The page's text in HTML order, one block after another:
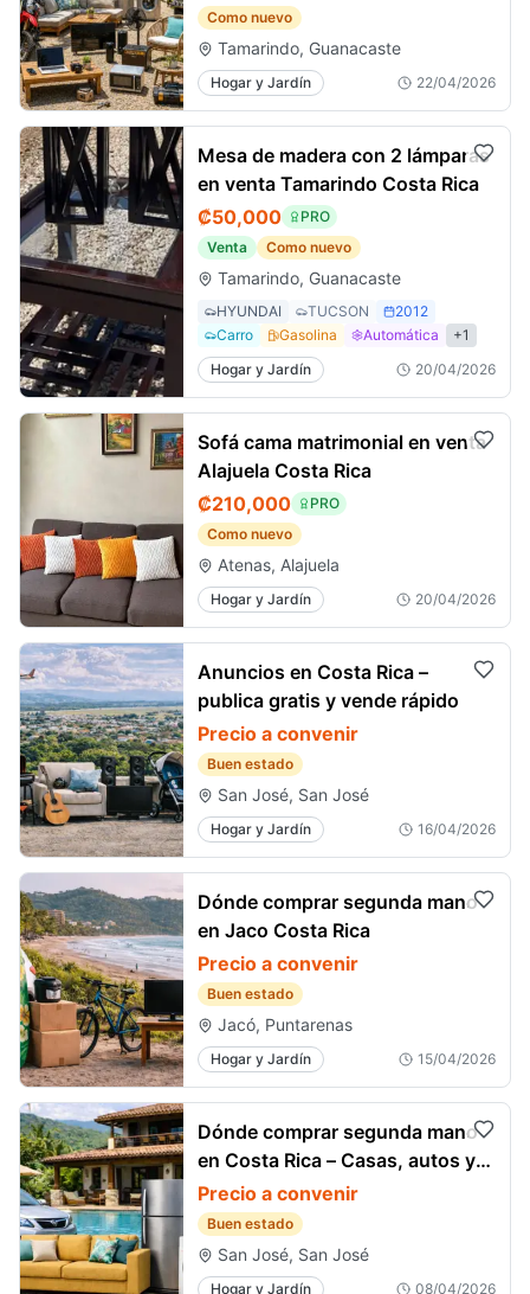
Como nuevo
Tamarindo, Guanacaste
Hogar y Jardín 22/04/2026
Mesa de madera con 2 lámparas
en venta Tamarindo Costa Rica
₡50,000
PRO
Venta
Como nuevo
Tamarindo, Guanacaste
HYUNDAI TUCSON
2012
Carro
Gasolina Automática +1
Hogar y Jardín
20/04/2026
Sofá cama matrimonial en venta
Alajuela Costa Rica
₡210,000
PRO
Como nuevo
Atenas, Alajuela
Hogar y Jardín 20/04/2026
Anuncios en Costa Rica –
publica gratis y vende rápido
Precio a convenir
Buen estado
San José, San José
Hogar y Jardín 16/04/2026
Dónde comprar segunda mano
en Jaco Costa Rica
Precio a convenir
Buen estado
Jacó, Puntarenas
Hogar y Jardín 15/04/2026
Dónde comprar segunda mano
en Costa Rica – Casas, autos y
más (2026)
Precio a convenir
Buen estado
San José, San José
Hogar y Jardín 08/04/2026